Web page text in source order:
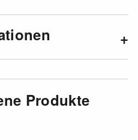
Produkte